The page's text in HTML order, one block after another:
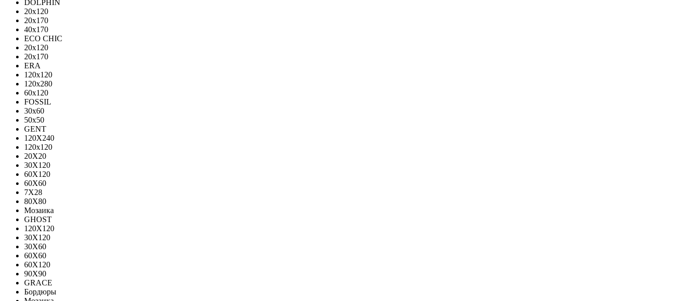
DOLPHIN
20x120
20x170
40x170
ECO CHIC
20х120
20х170
ERA
120x120
120x280
60x120
FOSSIL
30x60
50x50
GENT
120X240
120х120
20X20
30X120
60X120
60X60
7X28
80X80
Мозаика
GHOST
120X120
30X120
30X60
60X60
60Х120
90X90
GRACE
Бордюры